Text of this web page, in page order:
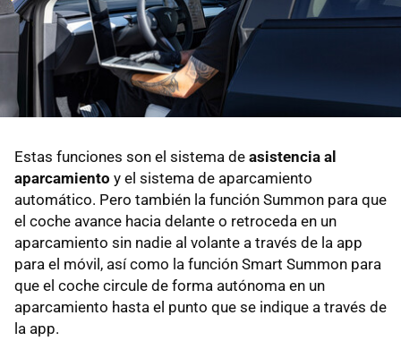
Estas funciones son el sistema de asistencia al
aparcamiento y el sistema de aparcamiento
automático. Pero también la función Summon para que
el coche avance hacia delante o retroceda en un
aparcamiento sin nadie al volante a través de la app
para el móvil, así como la función Smart Summon para
que el coche circule de forma autónoma en un
aparcamiento hasta el punto que se indique a través de
la app.